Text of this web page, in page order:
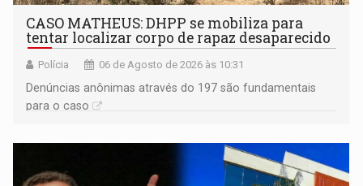
CASO MATHEUS: DHPP se mobiliza para
tentar localizar corpo de rapaz desaparecido
Polícia 06 de Agosto de 2026 às 10:31
Denúncias anônimas através do 197 são fundamentais
para o caso